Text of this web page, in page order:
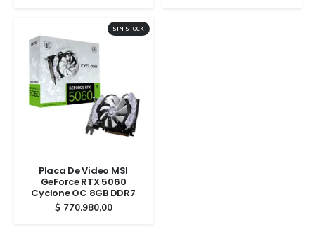
SIN STOCK
Placa De Video MSI
GeForce RTX 5060
Cyclone OC 8GB DDR7
$770.980,00